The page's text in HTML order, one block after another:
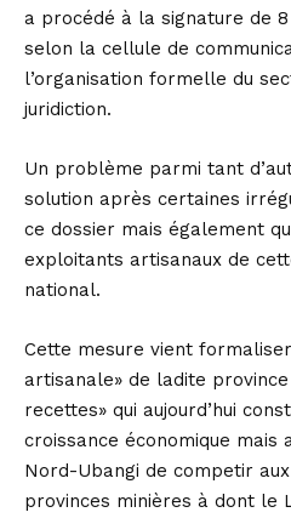
a procédé à la signature de
selon la cellule de
l’organisation formelle du
juridiction.
Un problème parmi tant
solution après certaines
ce dossier mais également
exploitants artisanaux de
national.
Cette mesure vient
artisanale» de ladite
recettes» qui aujourd’hui
croissance économique mais
Nord-Ubangi de competir
provinces minières à dont le